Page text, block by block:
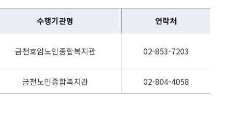
수행기관명 연락처
금천호암노인종합복지관 02-853-7203
금천노인종합복지관 02-804-4058